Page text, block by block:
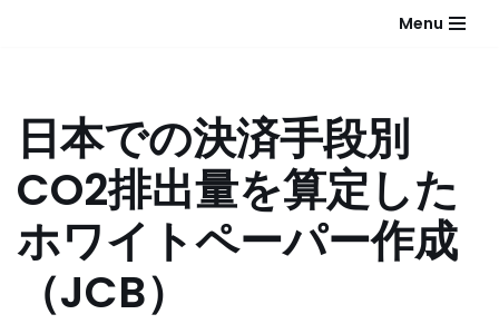
テ
ン
ツ
へ
キ
Menu
日本での決済手段別
CO2排出量を算定した
ホワイトペーパー作成
（JCB）